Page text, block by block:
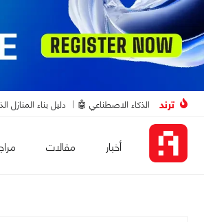
ترند الذكاء الاصطناعي 🤖 دليل بناء المنازل
أخبار مقالات